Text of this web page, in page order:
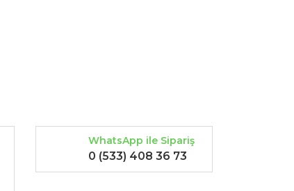
iletebilirsiniz.
WhatsApp ile Sipariş
0 (533) 408 36 73